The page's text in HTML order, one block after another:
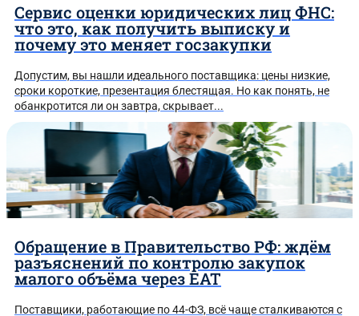
Сервис оценки юридических лиц ФНС:
что это, как получить выписку и
почему это меняет госзакупки
Допустим, вы нашли идеального поставщика: цены низкие,
сроки короткие, презентация блестящая. Но как понять, не
обанкротится ли он завтра, скрывает...
Обращение в Правительство РФ: ждём
разъяснений по контролю закупок
малого объёма через ЕАТ
Поставщики, работающие по 44-ФЗ, всё чаще сталкиваются с